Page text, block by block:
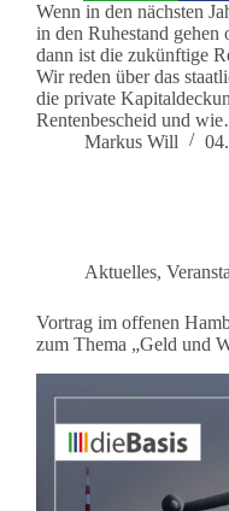
Wenn in den nächsten
in den Ruhestand gehen
dann ist die zukünftige
Wir reden über das
die private
Rentenbescheid und
Markus Will
Aktuelles,
Vortrag im offenen
zum Thema „Geld und